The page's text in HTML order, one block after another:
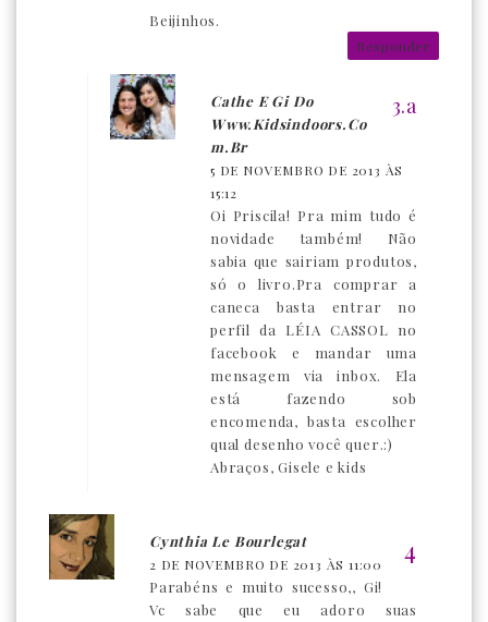
Beijinhos.
Responder
Cathe E Gi Do
Www.kidsindoors.co
M.br
5 DE NOVEMBRO DE 2013 ÀS
15:12
Oi Priscila! Pra mim tudo é
novidade também! Não
sabia que sairiam produtos,
só o livro.Pra comprar a
caneca basta entrar no
perfil da LÉIA CASSOL no
facebook e mandar uma
mensagem via inbox. Ela
está fazendo sob
encomenda, basta escolher
qual desenho você quer.:)
Abraços, Gisele e kids
Cynthia Le Bourlegat
2 DE NOVEMBRO DE 2013 ÀS 11:00
Parabéns e muito sucesso,, Gi!
Vc sabe que eu adoro suas